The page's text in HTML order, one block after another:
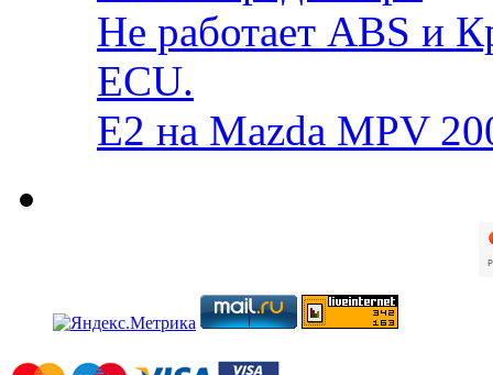
Не работает ABS и
ECU.
E2 на Mazda MPV